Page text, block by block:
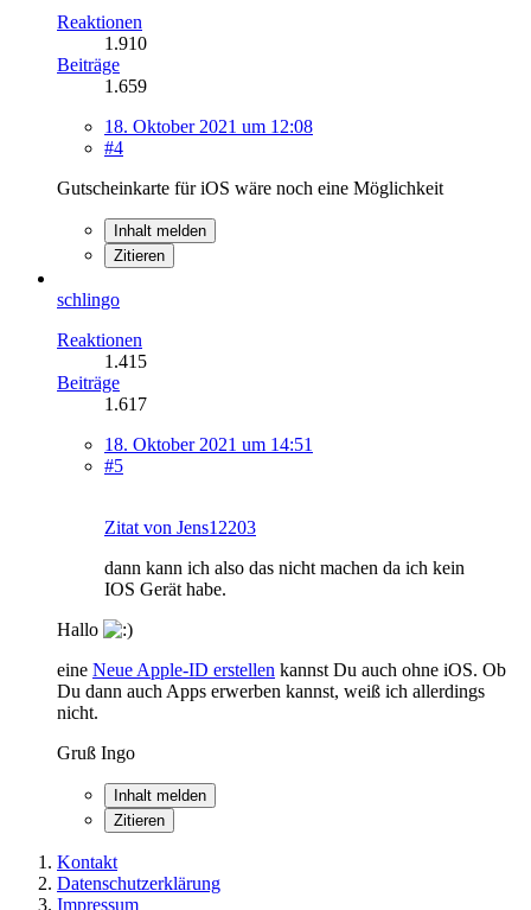
Reaktionen
1.910
Beiträge
1.659
18. Oktober 2021 um 12:08
#4
Gutscheinkarte für iOS wäre noch eine Möglichkeit
Inhalt melden
Zitieren
schlingo
Reaktionen
1.415
Beiträge
1.617
18. Oktober 2021 um 14:51
#5
Zitat von Jens12203
dann kann ich also das nicht machen da ich kein
IOS Gerät habe.
Hallo
eine Neue Apple-ID erstellen kannst Du auch ohne iOS. Ob
Du dann auch Apps erwerben kannst, weiß ich allerdings
nicht.
Gruß Ingo
Inhalt melden
Zitieren
Kontakt
Datenschutzerklärung
Impressum